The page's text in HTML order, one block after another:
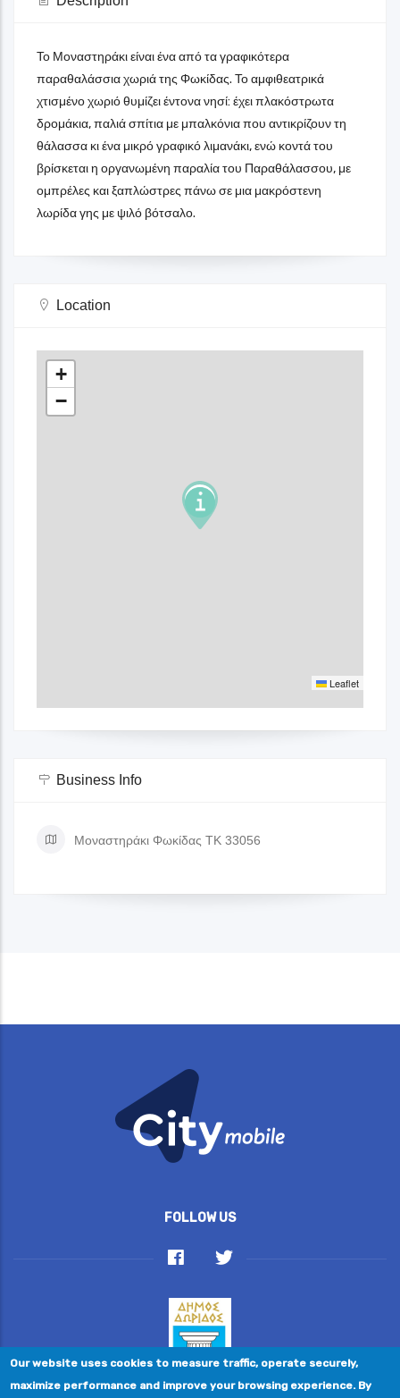
Το Μοναστηράκι είναι ένα από τα γραφικότερα
παραθαλάσσια χωριά της Φωκίδας. Το αμφιθεατρικά
χτισμένο χωριό θυμίζει έντονα νησί: έχει πλακόστρωτα
δρομάκια, παλιά σπίτια με μπαλκόνια που αντικρίζουν τη
θάλασσα κι ένα μικρό γραφικό λιμανάκι, ενώ κοντά του
βρίσκεται η οργανωμένη παραλία του Παραθάλασσου, με
ομπρέλες και ξαπλώστρες πάνω σε μια μακρόστενη
λωρίδα γης με ψιλό βότσαλο.
Location
+
−
Leaflet
Business Info
Μοναστηράκι Φωκίδας ΤΚ 33056
FOLLOW US
Our website uses cookies to measure traffic, operate securely,
maximize performance and improve your browsing experience. By